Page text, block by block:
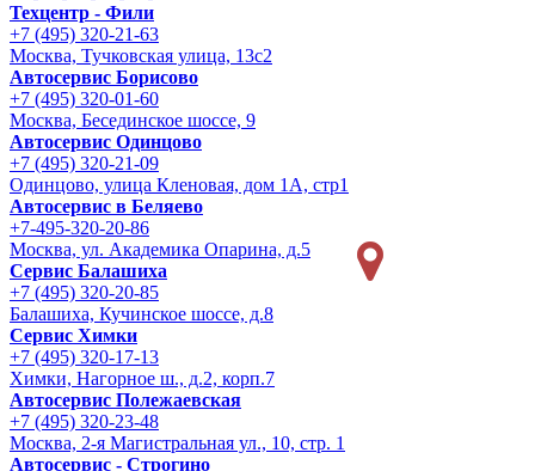
Техцентр - Фили
+7 (495) 320-21-63
Москва, Тучковская улица, 13с2
Автосервис Борисово
+7 (495) 320-01-60
Москва, Бесединское шоссе, 9
Автосервис Одинцово
+7 (495) 320-21-09
Одинцово, улица Кленовая, дом 1А, стр1
Автосервис в Беляево
+7-495-320-20-86
Москва, ул. Академика Опарина, д.5
Сервис Балашиха
+7 (495) 320-20-85
Балашиха, Кучинское шоссе, д.8
Сервис Химки
+7 (495) 320-17-13
Химки, Нагорное ш., д.2, корп.7
Автосервис Полежаевская
+7 (495) 320-23-48
Москва, 2-я Магистральная ул., 10, стр. 1
Автосервис - Строгино